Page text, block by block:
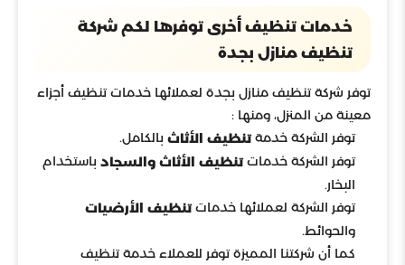
خدمات تنظيف أخرى توفرها لكم شركة
تنظيف منازل بجدة
توفر شركة تنظيف منازل بجدة لعملائها خدمات تنظيف أجزاء
معينة من المنزل، ومنها :
توفر الشركة خدمةتنظيف الأثاث بالكامل.
توفر الشركة خدماتتنظيف الأثاث والسجاد باستخدام
البخار.
توفر الشركة لعملائها خدماتتنظيف الأرضيات
والحوائط.
كما أن شركتنا المميزة توفر للعملاء خدمة تنظيف